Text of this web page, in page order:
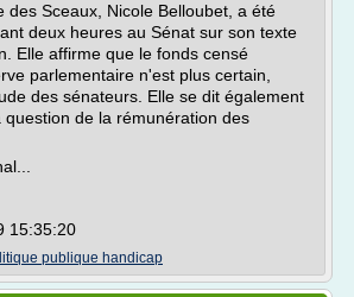
des Sceaux, Nicole Belloubet, a été
deux heures au Sénat sur son texte
Elle affirme que le fonds censé
parlementaire n'est plus certain,
des sénateurs. Elle se dit également
de la rémunération des
15:35:20
publique handicap